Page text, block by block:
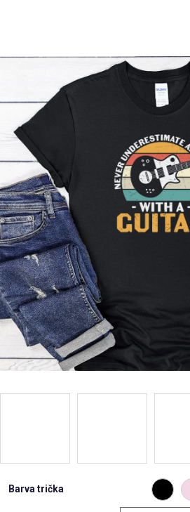
Kolekce
Oblečení
Přihlášení
Barva trička